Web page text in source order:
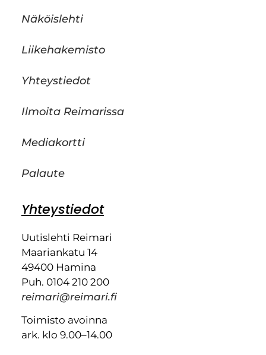
Näköislehti
Liikehakemisto
Yhteystiedot
Ilmoita Reimarissa
Mediakortti
Palaute
Yhteystiedot
Uutislehti Reimari
Maariankatu 14
49400 Hamina
Puh. 0104 210 200
reimari@reimari.fi
Toimisto avoinna
ark. klo 9.00–14.00